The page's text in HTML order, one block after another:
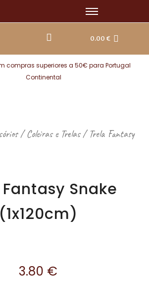
0.00€
compras superiores a 50€ para Portugal
Continental
/Coleiras e Trelas/ Trela Fantasy
Snake
(1x120cm)
3.80 €